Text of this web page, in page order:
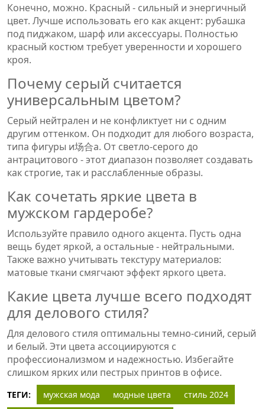
Конечно, можно. Красный - сильный и энергичный
цвет. Лучше использовать его как акцент: рубашка
под пиджаком, шарф или аксессуары. Полностью
красный костюм требует уверенности и хорошего
кроя.
Почему серый считается
универсальным цветом?
Серый нейтрален и не конфликтует ни с одним
другим оттенком. Он подходит для любого возраста,
типа фигуры и场合а. От светло-серого до
антрацитового - этот диапазон позволяет создавать
как строгие, так и расслабленные образы.
Как сочетать яркие цвета в
мужском гардеробе?
Используйте правило одного акцента. Пусть одна
вещь будет яркой, а остальные - нейтральными.
Также важно учитывать текстуру материалов:
матовые ткани смягчают эффект яркого цвета.
Какие цвета лучше всего подходят
для делового стиля?
Для делового стиля оптимальны темно-синий, серый
и белый. Эти цвета ассоциируются с
профессионализмом и надежностью. Избегайте
слишком ярких или пестрых принтов в офисе.
ТЕГИ: мужская мода модные цвета стиль 2024